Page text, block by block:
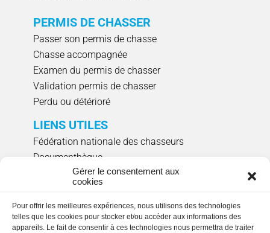
Gérer le consentement aux
cookies
Pour offrir les meilleures expériences, nous utilisons des technologies
telles que les cookies pour stocker et/ou accéder aux informations des
appareils. Le fait de consentir à ces technologies nous permettra de traiter
PERMIS DE CHASSER
Passer son permis de chasse
Chasse accompagnée
Examen du permis de chasser
Validation permis de chasser
Perdu ou détérioré
LIENS UTILES
Fédération nationale des chasseurs
Documenthèque
Agenda évènements
NOUS SUIVRE